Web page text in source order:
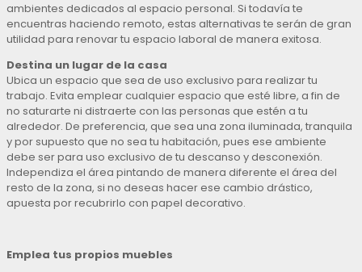
ambientes dedicados al espacio personal. Si todavía te
encuentras haciendo remoto, estas alternativas te serán de gran
utilidad para renovar tu espacio laboral de manera exitosa.
Destina un lugar de la casa
Ubica un espacio que sea de uso exclusivo para realizar tu
trabajo. Evita emplear cualquier espacio que esté libre, a fin de
no saturarte ni distraerte con las personas que estén a tu
alrededor. De preferencia, que sea una zona iluminada, tranquila
y por supuesto que no sea tu habitación, pues ese ambiente
debe ser para uso exclusivo de tu descanso y desconexión.
Independiza el área pintando de manera diferente el área del
resto de la zona, si no deseas hacer ese cambio drástico,
apuesta por recubrirlo con papel decorativo.
Emplea tus propios muebles